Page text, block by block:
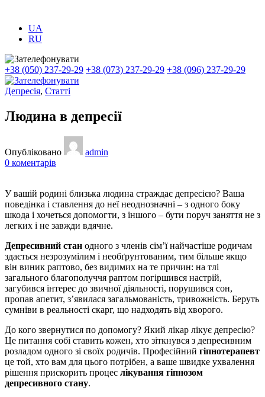
UA
RU
+38 (050) 237-29-29 +38 (073) 237-29-29 +38 (096) 237-29-29
Депресія, Статті
Людина в депресії
Опубліковано
admin
0 коментарів
У вашій родині близька людина страждає депресією? Ваша
поведінка і ставлення до неї неоднозначні – з одного боку
шкода і хочеться допомогти, з іншого – бути поруч заняття не з
легких і не завжди вдячне.
Депресивний стан одного з членів сім’ї найчастіше родичам
здається незрозумілим і необґрунтованим, тим більше якщо
він виник раптово, без видимих ​​на те причин: на тлі
загального благополуччя раптом погіршився настрій,
загубився інтерес до звичної діяльності, порушився сон,
пропав апетит, з’явилася загальмованість, тривожність. Беруть
сумніви в реальності скарг, що надходять від хворого.
До кого звернутися по допомогу? Який лікар лікує депресію?
Це питання собі ставить кожен, хто зіткнувся з депресивним
розладом одного зі своїх родичів. Професійний гіпнотерапевт
це той, хто вам для цього потрібен, а ваше швидке ухвалення
рішення прискорить процес лікування гіпнозом
депресивного стану.